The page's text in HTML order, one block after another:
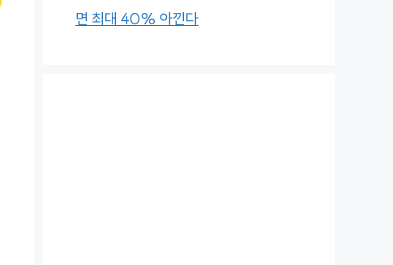
면 최대 40% 아낀다